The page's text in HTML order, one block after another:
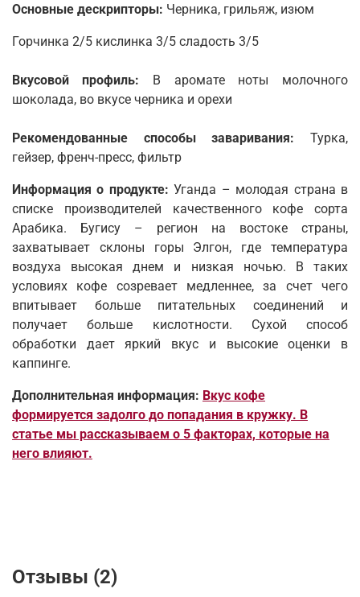
Основные дескрипторы: Черника, грильяж, изюм
Горчинка 2/5 кислинка 3/5 сладость 3/5
Вкусовой профиль: В аромате ноты молочного
шоколада, во вкусе черника и орехи
Рекомендованные способы заваривания: Турка,
гейзер, френч-пресс, фильтр
Информация о продукте: Уганда – молодая страна в
списке производителей качественного кофе сорта
Арабика. Бугису – регион на востоке страны,
захватывает склоны горы Элгон, где температура
воздуха высокая днем и низкая ночью. В таких
условиях кофе созревает медленнее, за счет чего
впитывает больше питательных соединений и
получает больше кислотности. Сухой способ
обработки дает яркий вкус и высокие оценки в
каппинге.
Дополнительная информация: Вкус кофе
формируется задолго до попадания в кружку. В
статье мы рассказываем о 5 факторах, которые на
него влияют.
Отзывы (2)